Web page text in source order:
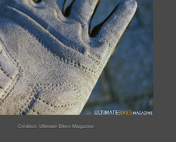
Créditos: Ultimate Bikes Magazine